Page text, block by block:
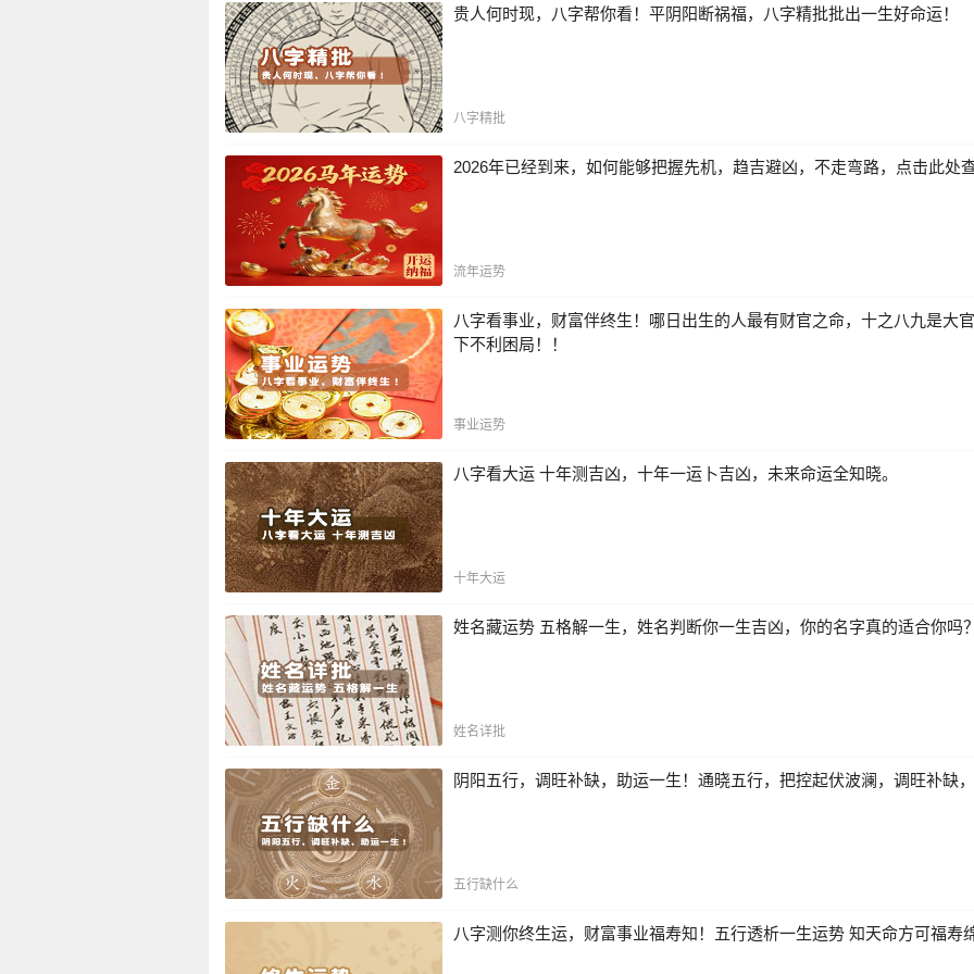
贵人何时现，八字帮你看！平阴阳断祸福，八字精批批出一生好命运！
八字精批
2026年已经到来，如何能够把握先机，趋吉避凶，不走弯路，点击此处
流年运势
八字看事业，财富伴终生！哪日出生的人最有财官之命，十之八九是大
下不利困局！！
事业运势
八字看大运 十年测吉凶，十年一运卜吉凶，未来命运全知晓。
十年大运
姓名藏运势 五格解一生，姓名判断你一生吉凶，你的名字真的适合你吗
姓名详批
阴阳五行，调旺补缺，助运一生！通晓五行，把控起伏波澜，调旺补缺
五行缺什么
八字测你终生运，财富事业福寿知！五行透析一生运势 知天命方可福寿